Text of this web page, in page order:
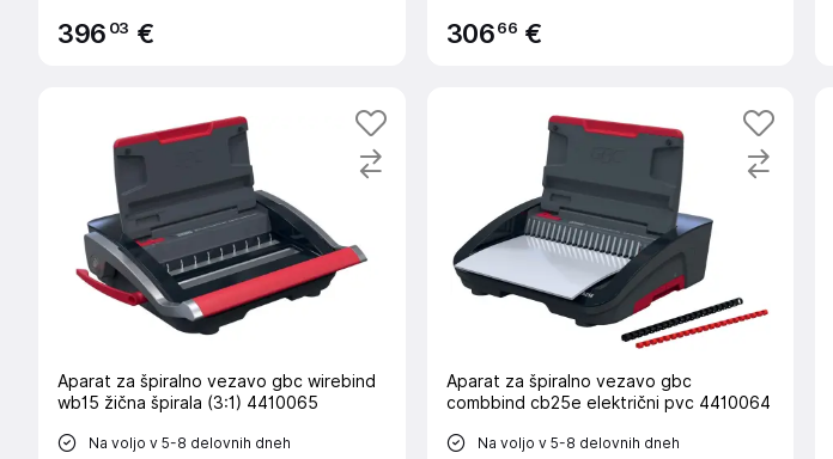
396 03 € 30666 €
Aparat za špiralno vezavo gbc wirebind
wb15 žična špirala (3:1) 4410065
Na voljo v 5-8 delovnih dneh
Aparat za špiralno vezavo gbc
combbind cb25e električni pvc 4410064
Na voljo v 5-8 delovnih dneh